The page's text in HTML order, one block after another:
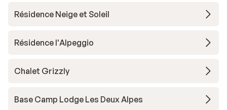
Résidence Neige et Soleil
Résidence l'Alpeggio
Chalet Grizzly
Base Camp Lodge Les Deux Alpes